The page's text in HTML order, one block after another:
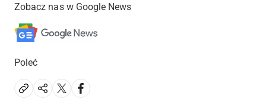
Zobacz nas w Google News
Poleć